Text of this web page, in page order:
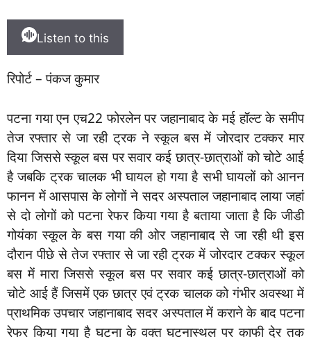
Listen to this
रिपोर्ट – पंकज कुमार
पटना गया एन एच22 फोरलेन पर जहानाबाद के मई हॉल्ट के समीप
तेज रफ्तार से जा रही ट्रक ने स्कूल बस में जोरदार टक्कर मार
दिया जिससे स्कूल बस पर सवार कई छात्र-छात्राओं को चोटे आई
है जबकि ट्रक चालक भी घायल हो गया है सभी घायलों को आनन
फानन में आसपास के लोगों ने सदर अस्पताल जहानाबाद लाया जहां
से दो लोगों को पटना रेफर किया गया है बताया जाता है कि जीडी
गोयंका स्कूल के बस गया की ओर जहानाबाद से जा रही थी इस
दौरान पीछे से तेज रफ्तार से जा रही ट्रक में जोरदार टक्कर स्कूल
बस में मारा जिससे स्कूल बस पर सवार कई छात्र-छात्राओं को
चोटे आई हैं जिसमें एक छात्र एवं ट्रक चालक को गंभीर अवस्था में
प्राथमिक उपचार जहानाबाद सदर अस्पताल में कराने के बाद पटना
रेफर किया गया है घटना के वक्त घटनास्थल पर काफी देर तक